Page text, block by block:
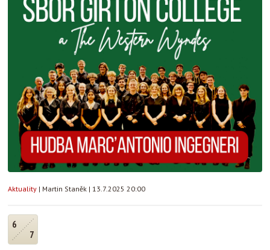
Aktuality | Martin Staněk | 13.7.2025 20:00
6
7